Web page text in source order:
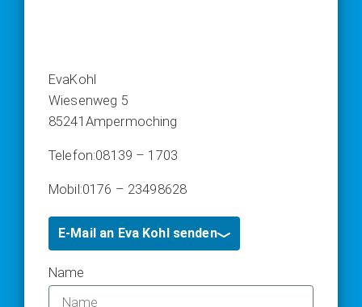
EvaKohl
Wiesenweg 5
85241 Ampermoching
Telefon:08139 – 1703
Mobil:0176 – 23498628
E-Mail an Eva Kohl senden
Name